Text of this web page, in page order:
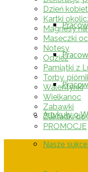
Artykuły o
Nasze
Dzień kobiet
Kartki
Magnesy
Maseczki
Notesy
Odzież
Pamiątki z
Torby,
Walentynki
Wielkanoc
Zabawki
Zakładki do
PROMOCJE